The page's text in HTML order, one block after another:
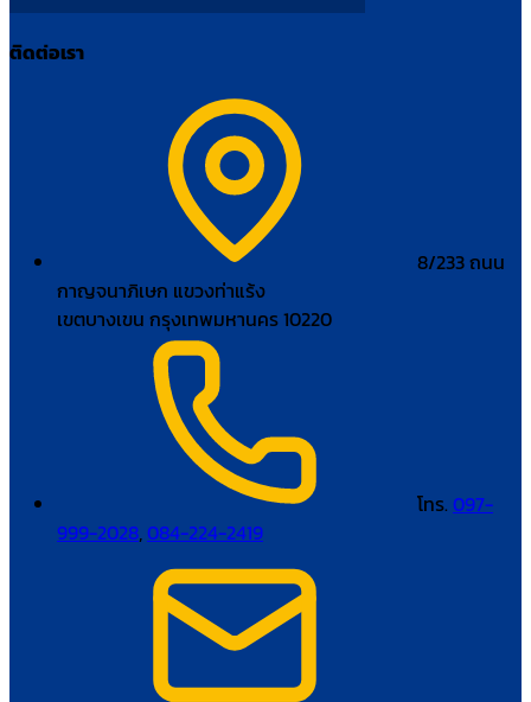
ติดต่อเรา
8/233 ถนน
กาญจนาภิเษก แขวงท่าแร้ง
เขตบางเขน กรุงเทพมหานคร 10220
โทร. 097-
999-2028,084-224-2419